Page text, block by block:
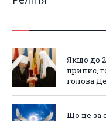
Якщо до
припис,
голова
Що це за